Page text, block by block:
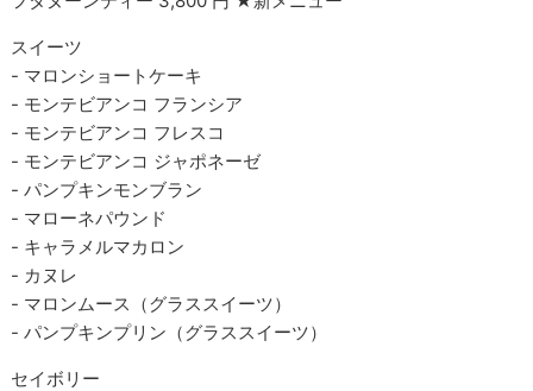
スイーツ
- マロンショートケーキ
- モンテビアンコ フランシア
- モンテビアンコ フレスコ
- モンテビアンコ ジャポネーゼ
- パンプキンモンブラン
- マローネパウンド
- キャラメルマカロン
- カヌレ
- マロンムース（グラススイーツ）
- パンプキンプリン（グラススイーツ）
セイボリー